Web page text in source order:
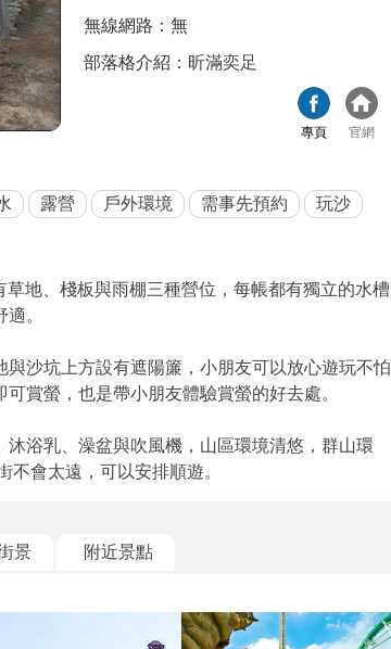
無線網路：無
部落格介紹： 昕滿奕足
專頁 官網
露營 戶外環境 需事先預約
玩沙
地、棧板與雨棚三種營位，每帳都有獨立的水槽
。
沙坑上方設有遮陽簾，小朋友可以放心遊玩不怕
賞螢，也是帶小朋友體驗賞螢的好去處。
浴乳、澡盆與吹風機，山區環境清悠，群山環
會太遠，可以安排順遊。
景 附近景點